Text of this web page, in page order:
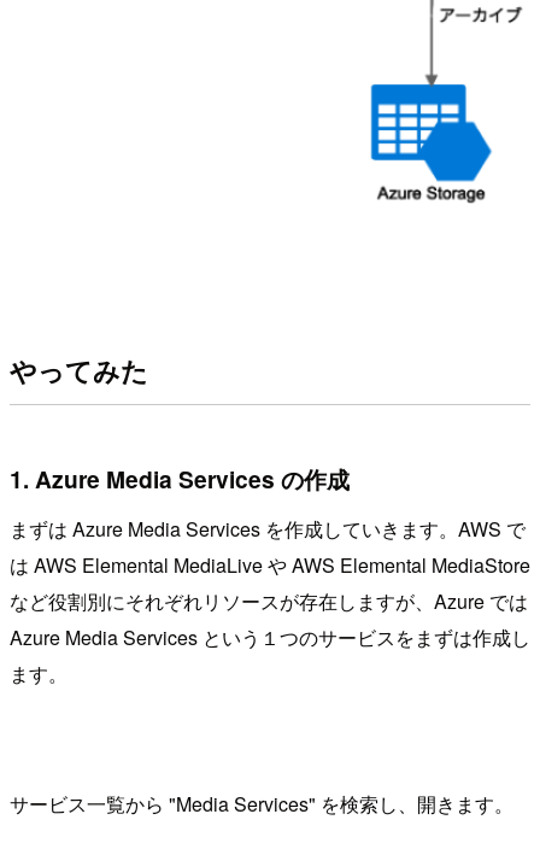
やってみた
1. Azure Media Services の作成
まずは Azure Media Services を作成していきます。AWS で
は AWS Elemental MediaLive や AWS Elemental MediaStore
など役割別にそれぞれリソースが存在しますが、Azure では
Azure Media Services という１つのサービスをまずは作成し
ます。
サービス一覧から "Media Services" を検索し、開きます。